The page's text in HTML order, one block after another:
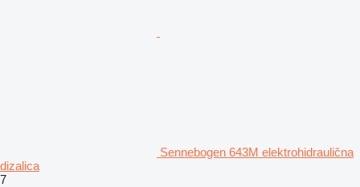
Sennebogen 643M elektrohidraulična
dizalica
7